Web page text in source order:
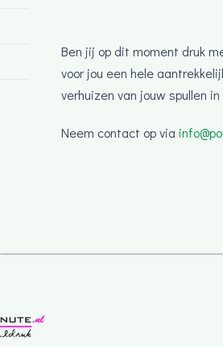
Ben jij op dit moment druk
voor jou een hele
verhuizen van jouw spullen
Neem contact op via